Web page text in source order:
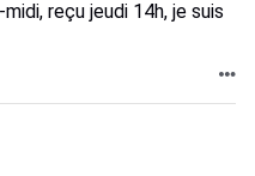
reçu jeudi 14h, je suis